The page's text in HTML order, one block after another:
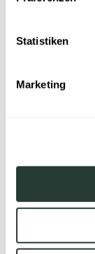
Statistiken
Marketing